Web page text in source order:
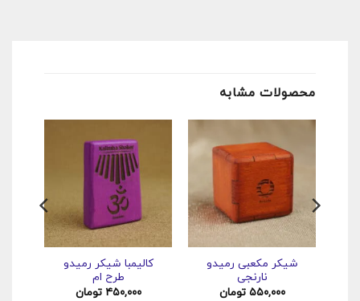
محصولات مشابه
شیکر مکعبی رمیدو
نارنجی
۵۵۰,۰۰۰ تومان
کالیمبا شیکر رمیدو
طرح ام
۴۵۰,۰۰۰ تومان